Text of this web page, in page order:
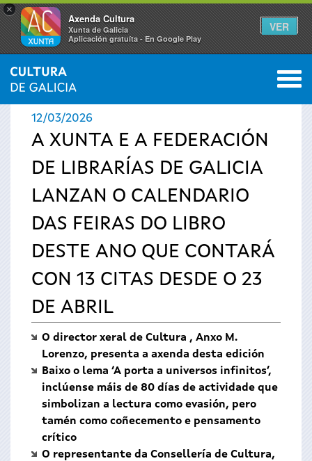
×
Axenda Cultura
Xunta de Galicia
Aplicación gratuíta - En Google Play
VER
Vostede
está
aquí
INICIO › ACTUALIDADE 0
12/03/2026
A XUNTA E A FEDERACIÓN
DE LIBRARÍAS DE GALICIA
LANZAN O CALENDARIO
DAS FEIRAS DO LIBRO
DESTE ANO QUE CONTARÁ
CON 13 CITAS DESDE O 23
DE ABRIL
O director xeral de Cultura , Anxo M.
Lorenzo, presenta a axenda desta edición
Baixo o lema ‘A porta a universos infinitos’,
inclúense máis de 80 días de actividade que
simbolizan a lectura como evasión, pero
tamén como coñecemento e pensamento
crítico
O representante da Consellería de Cultura,